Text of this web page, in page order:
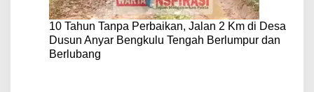
10 Tahun Tanpa Perbaikan, Jalan 2 Km di Desa
Dusun Anyar Bengkulu Tengah Berlumpur dan
Berlubang